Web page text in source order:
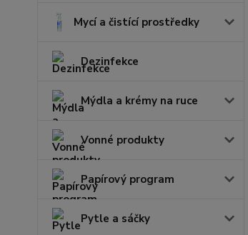
Mycí a čistící prostředky
Dezinfekce
Mýdla a krémy na ruce
Vonné produkty
Papírový program
Pytle a sáčky